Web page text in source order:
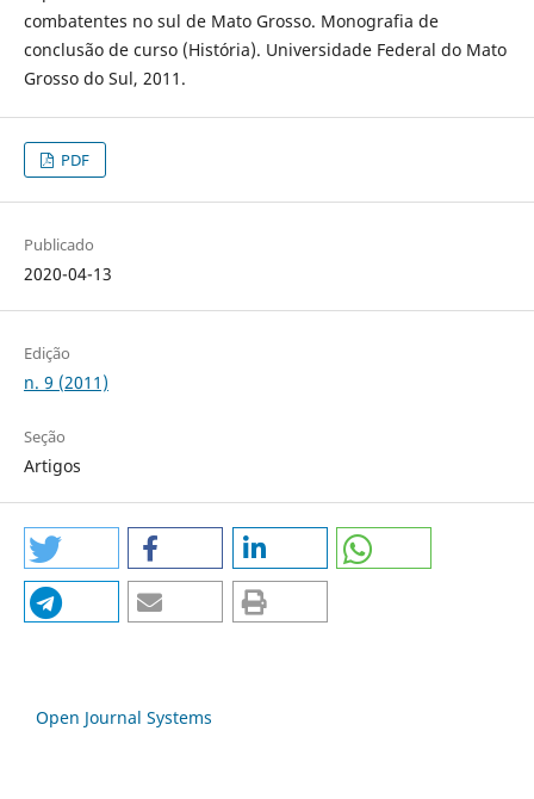
combatentes no sul de Mato Grosso. Monografia de
conclusão de curso (História). Universidade Federal do Mato
Grosso do Sul, 2011.
PDF
Publicado
2020-04-13
Edição
n. 9 (2011)
Seção
Artigos
Open Journal Systems